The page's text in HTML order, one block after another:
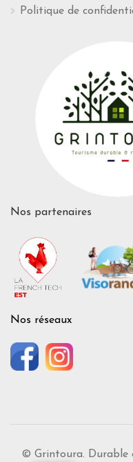
Politique de
Nos partenaires
Nos réseaux
© Grintoura. Durable